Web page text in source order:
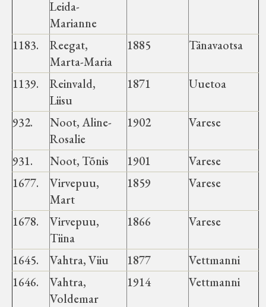
Leida-
Marianne
1183.
Reegat,
Marta-Maria
1885 Tänavaotsa
1139.
Reinvald,
Liisu
1871 Uuetoa
932.
Noot, Aline-
Rosalie
1902 Varese
931. Noot, Tõnis 1901
Varese
1677.
Virvepuu,
Mart
1859 Varese
1678.
Virvepuu,
Tiina
1866 Varese
1645. Vahtra, Viiu 1877
Vettmanni
1646.
Vahtra,
Voldemar
1914 Vettmanni